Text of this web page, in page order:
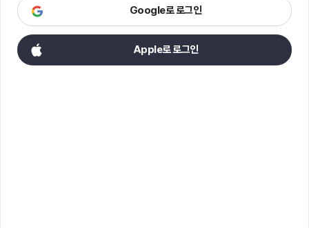
Google로 로그인
Apple로 로그인